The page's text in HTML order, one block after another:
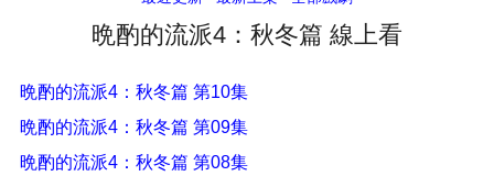
晩酌的流派4：秋冬篇 線上看
晩酌的流派4：秋冬篇 第10集
晩酌的流派4：秋冬篇 第09集
晩酌的流派4：秋冬篇 第08集